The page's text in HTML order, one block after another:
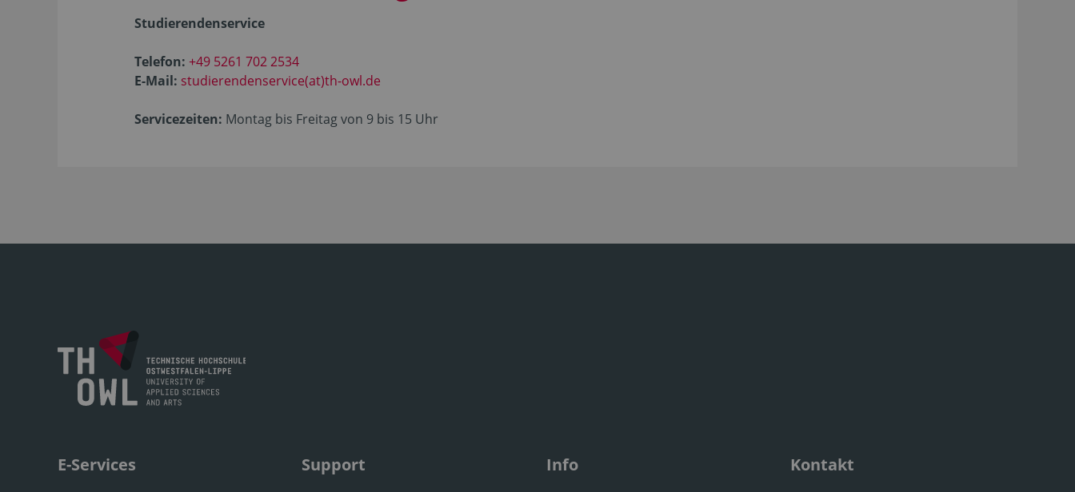
Studierendenservice
Telefon: +49 5261 702 2534
E-Mail: studierendenservice(at)th-owl.de
Servicezeiten: Montag bis Freitag von 9 bis 15 Uhr
E-Services Support Info Kontakt